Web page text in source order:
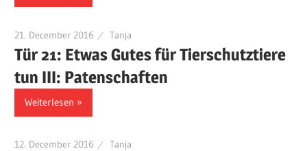
21. December 2016 Tanja
Tür 21: Etwas Gutes für Tierschutztiere
tun III: Patenschaften
Weiterlesen
12. December 2016 Tanja